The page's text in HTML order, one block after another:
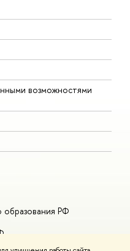
возможностями
образования РФ